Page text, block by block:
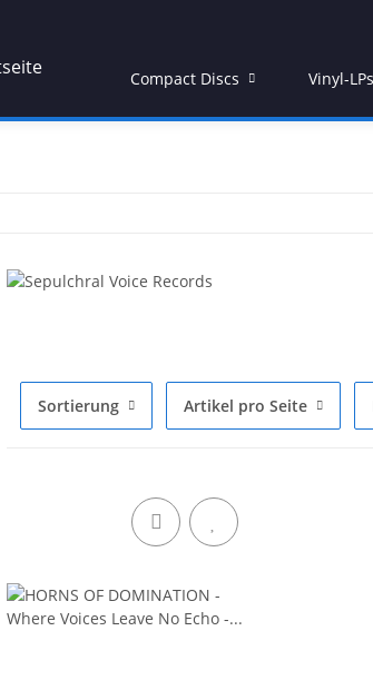
Compact Discs Vinyl-LPs
Sortierung Artikel pro Seite